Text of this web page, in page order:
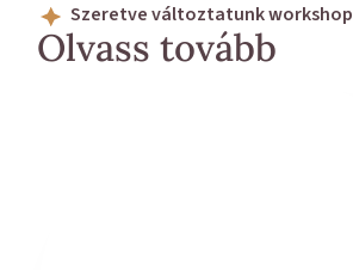
Szeretve változtatunk workshop
Olvass tovább